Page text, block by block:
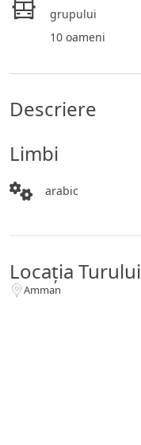
grupului
10 oameni
Descriere
Limbi
arabic
Locația Turului
Amman